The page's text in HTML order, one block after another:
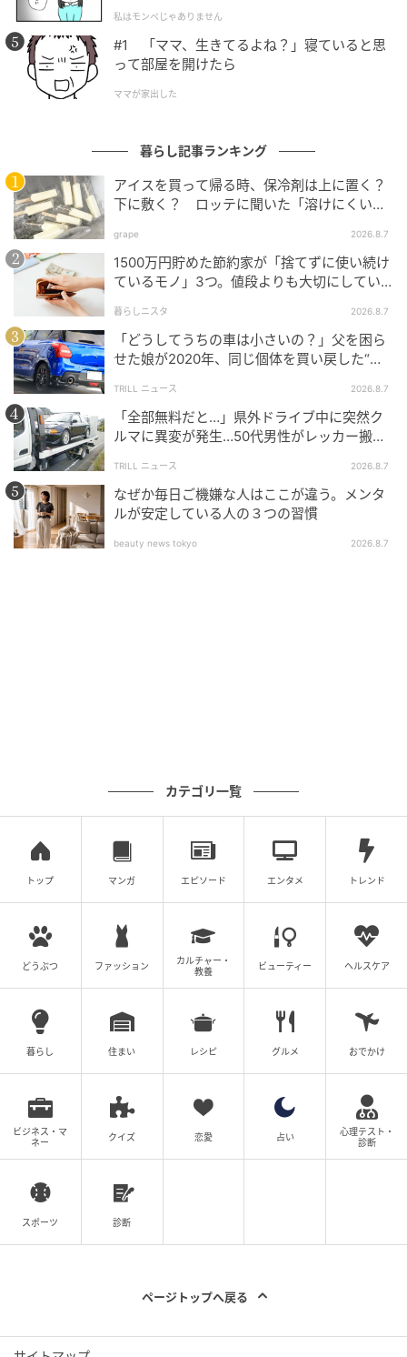
能なんです！ つまりはカブカスタムならば一生の友に
も出来るかも？ って話し！
BikeJIN WEB
ン。ほんとセル有は好みが分かれるとしても4速ミッシ
ョンなんて、カブエンジンチューン好きにはヨダレも
んですよね
①
この企画を思い立ち、朝6時に解体スタート。ライト類
やハンドルなんかを外した右が約7時頃。中央は、それ
から30分後の7時半。そして左はすっからかんの8時
た目でしょ!? マジでリアエンドのカット処理をしなく
私はモンペじゃありません
#1 「ママ、生きてるよね？」寝ていると思
って部屋を開けたら
ママが家出した
暮らし記事ランキング
アイスを買って帰る時、保冷剤は上に置く？
下に敷く？ ロッテに聞いた「溶けにくい持
grape 2026.8.7
1500万円貯めた節約家が「捨てずに使い続け
ているモノ」3つ。値段よりも大切にしてい
暮らしニスタ 2026.8.7
「どうしてうちの車は小さいの？」父を困ら
せた娘が2020年、同じ個体を買い戻した“意
TRILL ニュース 2026.8.7
「全部無料だと…」県外ドライブ中に突然ク
ルマに異変が発生…50代男性がレッカー搬送
TRILL ニュース 2026.8.7
なぜか毎日ご機嫌な人はここが違う。メンタ
ルが安定している人の３つの習慣
beauty news tokyo 2026.8.7
カテゴリ一覧
トップ マンガ エピソード エンタメ トレンド
どうぶつ ファッション
カルチャー・
教養
ビューティー ヘルスケア
暮らし 住まい レシピ グルメ おでかけ
ビジネス・マ
ネー
クイズ 恋愛 占い
心理テスト・
診断
スポーツ 診断
ページトップへ戻る